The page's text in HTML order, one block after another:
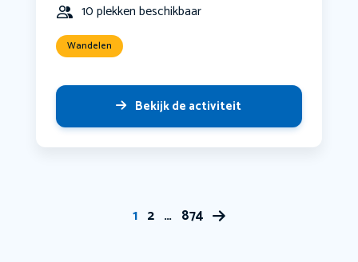
10 plekken beschikbaar
Wandelen
Bekijk de activiteit
1 2 … 874